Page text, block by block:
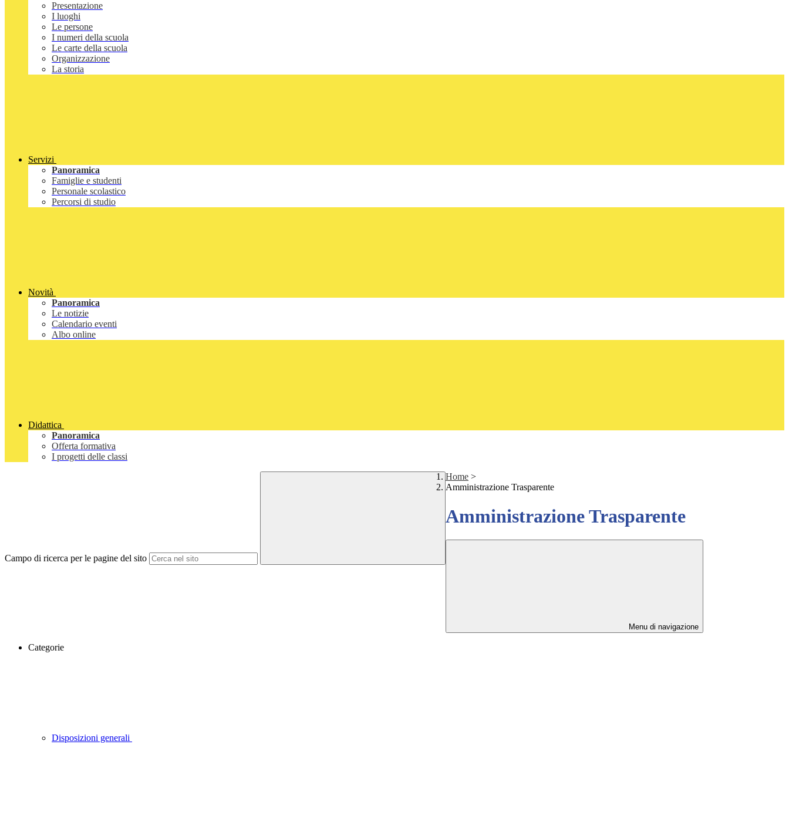
Presentazione
I luoghi
Le persone
I numeri della scuola
Le carte della scuola
Organizzazione
La storia
Servizi
Panoramica
Famiglie e studenti
Personale scolastico
Percorsi di studio
Novità
Panoramica
Le notizie
Calendario eventi
Albo online
Didattica
Panoramica
Offerta formativa
I progetti delle classi
Campo di ricerca per le pagine del sito
Home >
Amministrazione Trasparente
Amministrazione Trasparente
Menu di navigazione
Categorie
Disposizioni generali